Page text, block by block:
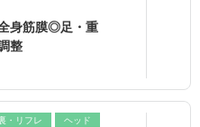
身筋膜◎足・重
整
・リフレ
ヘッド